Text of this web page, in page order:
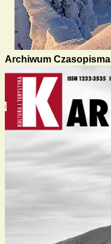
Archiwum Czasopisma